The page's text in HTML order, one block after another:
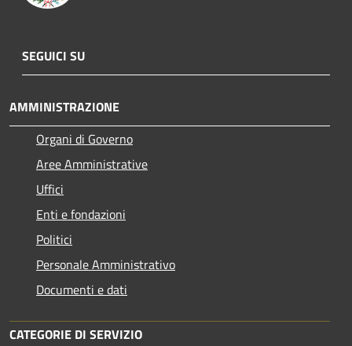
SEGUICI SU
AMMINISTRAZIONE
Organi di Governo
Aree Amministrative
Uffici
Enti e fondazioni
Politici
Personale Amministrativo
Documenti e dati
CATEGORIE DI SERVIZIO